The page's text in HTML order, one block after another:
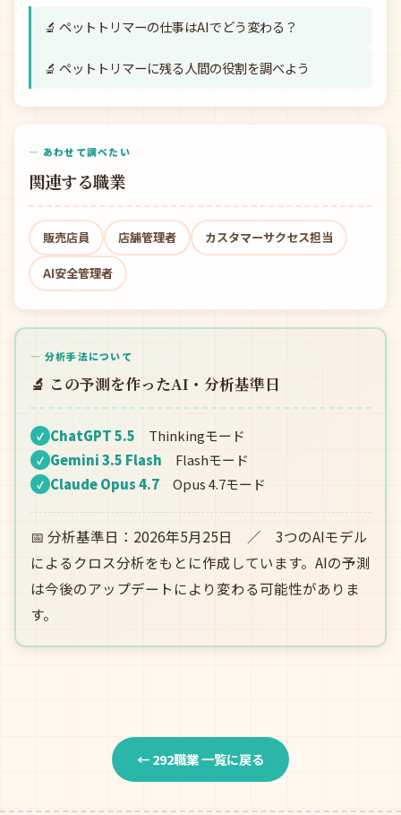
🔬 ペットトリマーの仕事はAIでどう変わる？
🔬 ペットトリマーに残る人間の役割を調べよう
— あわせて調べたい
関連する職業
販売店員 店舗管理者 カスタマーサクセス担当
AI安全管理者
— 分析手法について
🔬 この予測を作ったAI・分析基準日
✓ ChatGPT 5.5 Thinkingモード
✓ Gemini 3.5 Flash Flashモード
✓ Claude Opus 4.7 Opus 4.7モード
📅 分析基準日：2026年5月25日 ／ 3つのAIモデル
によるクロス分析をもとに作成しています。AIの予測
は今後のアップデートにより変わる可能性がありま
す。
← 292職業 一覧に戻る